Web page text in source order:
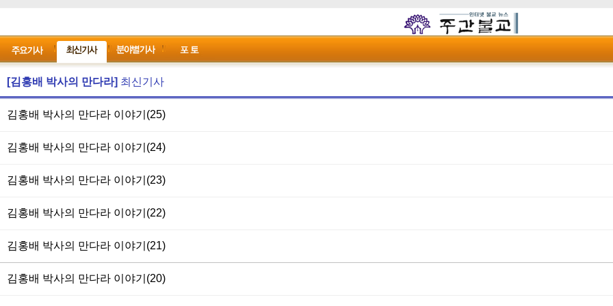
[김홍배 박사의 만다라] 최신기사
김홍배 박사의 만다라 이야기(25)
김홍배 박사의 만다라 이야기(24)
김홍배 박사의 만다라 이야기(23)
김홍배 박사의 만다라 이야기(22)
김홍배 박사의 만다라 이야기(21)
김홍배 박사의 만다라 이야기(20)